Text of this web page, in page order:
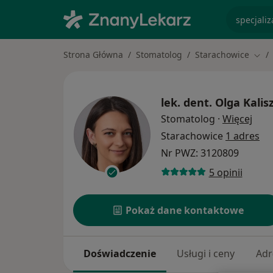
Strona Główna Stomatolog Starachowice
lek. dent. Olga
Stomatolog · Więcej
Starachowice 1 adres
Nr PWZ: 3120809
5 opinii
Pokaż dane kontaktowe
Doświadczenie Usługi i ceny